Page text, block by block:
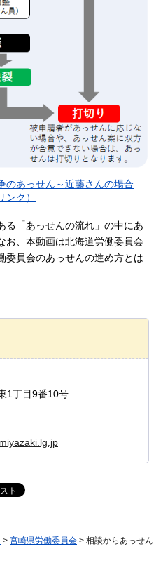
のあっせん～近藤さんの場合
ンク）
る「あっせんの流れ」の中にあ
お、本動画は北海道労働委員会
委員会のあっせんの進め方とは
1丁目9番10号
> 宮崎県労働委員会 > 相談からあっせん